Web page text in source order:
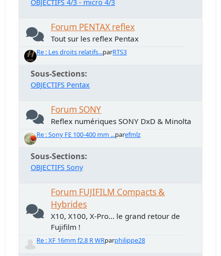
OBJECTIFS 4/3 - micro 4/3
Forum PENTAX reflex
Tout sur les reflex Pentax
Re : Les droits relatifs...parRTS3
Sous-Sections
OBJECTIFS Pentax
Forum SONY
Reflex numériques SONY DxD & Minolta
Re : Sony FE 100-400 mm ...parefmlz
Sous-Sections
OBJECTIFS Sony
Forum FUJIFILM Compacts &
Hybrides
X10, X100, X-Pro... le grand retour de
Fujifilm !
Re : XF 16mm f2.8 R WRparphilippe28